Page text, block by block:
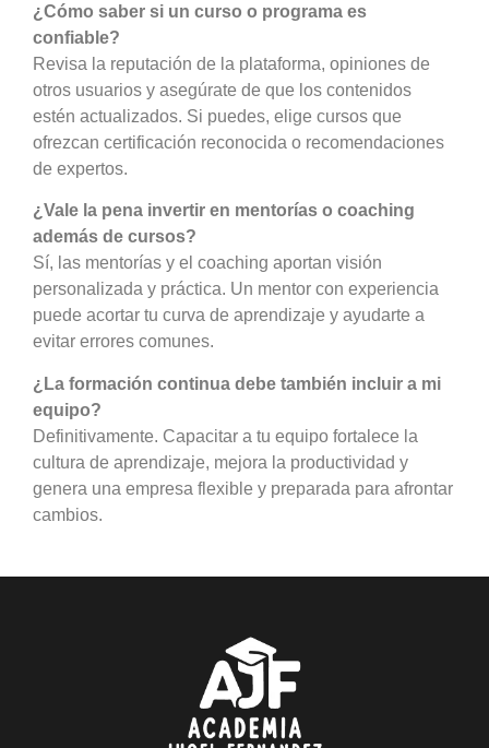
¿Cómo saber si un curso o programa es
confiable?
Revisa la reputación de la plataforma, opiniones de
otros usuarios y asegúrate de que los contenidos
estén actualizados. Si puedes, elige cursos que
ofrezcan certificación reconocida o recomendaciones
de expertos.
¿Vale la pena invertir en mentorías o coaching
además de cursos?
Sí, las mentorías y el coaching aportan visión
personalizada y práctica. Un mentor con experiencia
puede acortar tu curva de aprendizaje y ayudarte a
evitar errores comunes.
¿La formación continua debe también incluir a mi
equipo?
Definitivamente. Capacitar a tu equipo fortalece la
cultura de aprendizaje, mejora la productividad y
genera una empresa flexible y preparada para afrontar
cambios.